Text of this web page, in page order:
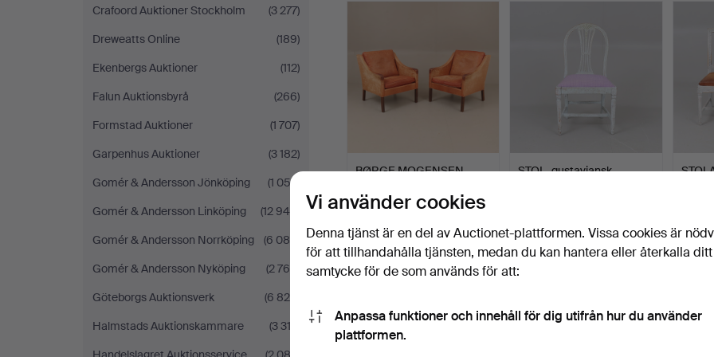
Crafoord Auktioner Stockholm
(3 277)
Dreweatts Online
(189)
Ekenbergs Auktioner
(112)
Falun Auktionsbyrå
(266)
Formstad Auktioner
(1 707)
Garpenhus Auktioner
(3 182)
Gomér & Andersson Jönköping
(1 052)
Gomér & Andersson Linköping
(12 945)
Gomér & Andersson Norrköping
(6 086)
Gomér & Andersson Nyköping
(2 766)
Göteborgs Auktionsverk
(6 820)
Halmstads Auktionskammare
(3 312)
BØRGE MOGENSEN.
Klubbades 12 jul 2026
1 103 USD
STOL, gustaviansk.
32 USD 58
Vi använder cookies
Denna tjänst är en del av Auctionet-plattformen. Vissa cookies är
för att tillhandahålla tjänsten, medan du kan hantera eller återkalla ditt
samtycke för de som används för att:
Anpassa funktioner och innehåll för dig utifrån hur du använder
plattformen.